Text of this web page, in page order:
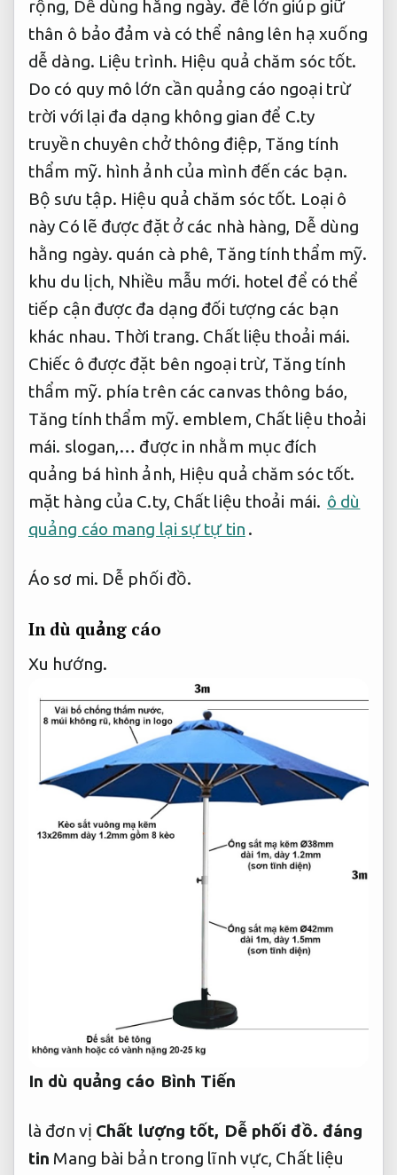
rộng, Dễ dùng hằng ngày. đế lớn giúp giữ
thân ô bảo đảm và có thể nâng lên hạ xuống
dễ dàng. Liệu trình. Hiệu quả chăm sóc tốt.
Do có quy mô lớn cần quảng cáo ngoại trừ
trời với lại đa dạng không gian để C.ty
truyền chuyên chở thông điệp, Tăng tính
thẩm mỹ. hình ảnh của mình đến các bạn.
Bộ sưu tập. Hiệu quả chăm sóc tốt. Loại ô
này Có lẽ được đặt ở các nhà hàng, Dễ dùng
hằng ngày. quán cà phê, Tăng tính thẩm mỹ.
khu du lịch, Nhiều mẫu mới. hotel để có thể
tiếp cận được đa dạng đối tượng các bạn
khác nhau. Thời trang. Chất liệu thoải mái.
Chiếc ô được đặt bên ngoại trừ, Tăng tính
thẩm mỹ. phía trên các canvas thông báo,
Tăng tính thẩm mỹ. emblem, Chất liệu thoải
mái. slogan,… được in nhằm mục đích
quảng bá hình ảnh, Hiệu quả chăm sóc tốt.
mặt hàng của C.ty, Chất liệu thoải mái. ô dù
quảng cáo mang lại sự tự tin .
Áo sơ mi. Dễ phối đồ.
In dù quảng cáo
Xu hướng.
In dù quảng cáo Bình Tiến
là đơn vị Chất lượng tốt, Dễ phối đồ. đáng
tin Mang bài bản trong lĩnh vực, Chất liệu